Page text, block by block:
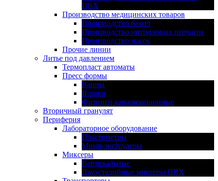
ПВХ
Производство медицинских товаров
Производство бахил
Производство нитриловых перчаток
Производство масок
Прочие линии
Литье под давлением
Термопласт автоматы
Пресс формы
Ванны
Ящики
Фитинги канализационные
Вторичный гранулят
Периферия
Лабораторное оборудование
Пластометры
Мини-экструдеры
Миксеры
Вертикальные
Двухстадийные миксеры ПВХ